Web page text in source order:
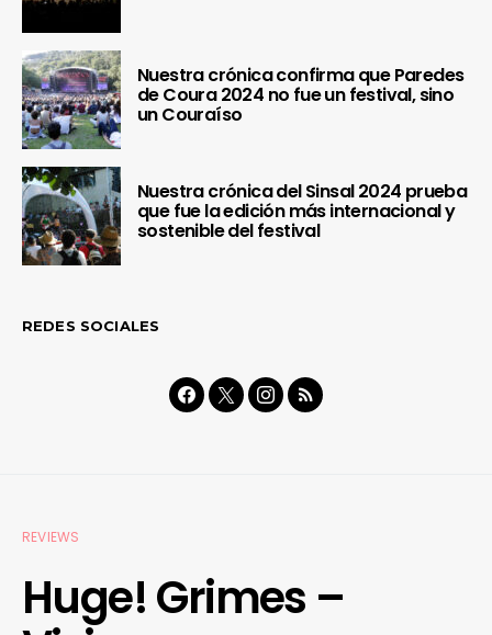
Nuestra crónica confirma que Paredes
de Coura 2024 no fue un festival, sino
un Couraíso
Nuestra crónica del Sinsal 2024 prueba
que fue la edición más internacional y
sostenible del festival
REDES SOCIALES
REVIEWS
Huge! Grimes –